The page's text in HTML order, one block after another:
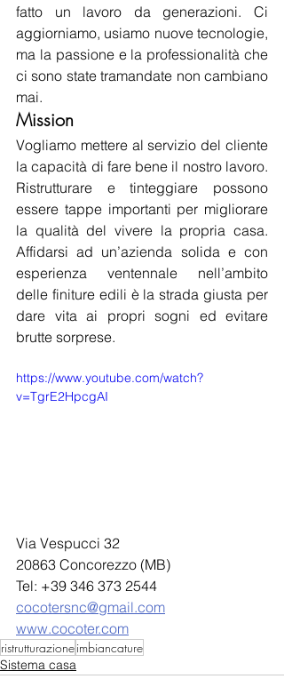
fatto un lavoro da generazioni. Ci
aggiorniamo, usiamo nuove tecnologie,
ma la passione e la professionalità che
ci sono state tramandate non cambiano
mai.
Mission
Vogliamo mettere al servizio del cliente
la capacità di fare bene il nostro lavoro.
Ristrutturare e tinteggiare possono
essere tappe importanti per migliorare
la qualità del vivere la propria casa.
Affidarsi ad un’azienda solida e con
esperienza ventennale nell’ambito
delle finiture edili è la strada giusta per
dare vita ai propri sogni ed evitare
brutte sorprese.
https://www.youtube.com/watch?
v=TgrE2HpcgAI
Via Vespucci 32
20863 Concorezzo (MB)
Tel: +39 346 373 2544
cocotersnc@gmail.com
www.cocoter.com
ristrutturazioneimbiancature
Sistema casa